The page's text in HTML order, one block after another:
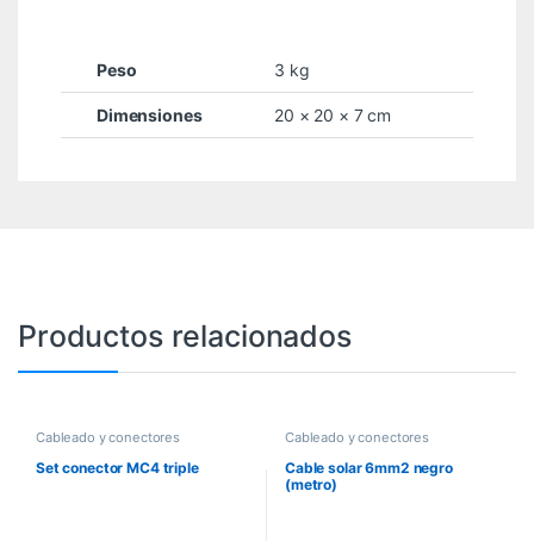
Peso 3 kg
Dimensiones 20 × 20 × 7 cm
Productos relacionados
Cableado y conectores
Set conector MC4 triple
Cableado y conectores
Cable solar 6mm2 negro
(metro)